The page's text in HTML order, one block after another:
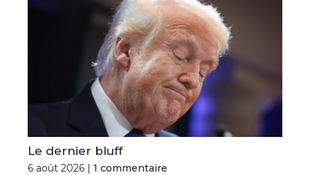
Le dernier bluff
6 août 2026 | 1 commentaire